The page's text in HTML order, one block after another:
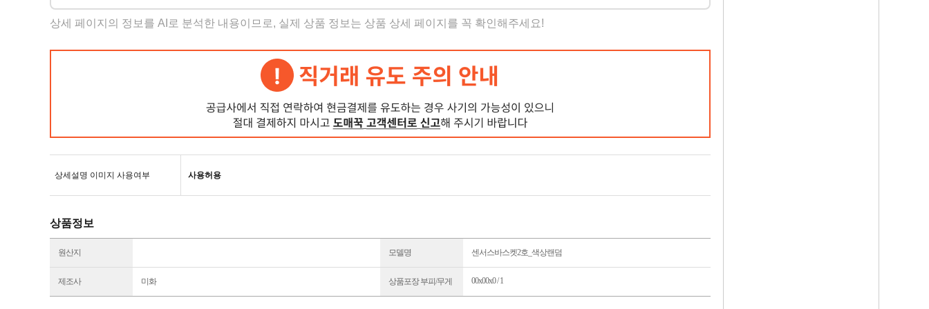
상세 페이지의 정보를 AI로 분석한 내용이므로, 실제 상품 정보는 상품 상세 페이지를 꼭 확인해주세요!
상세설명 이미지 사용여부 사용허용
상품정보
원산지 모델명 센서스바스켓2호_색상랜덤
제조사 미화 상품포장 부피/무게 00x00x0 / 1